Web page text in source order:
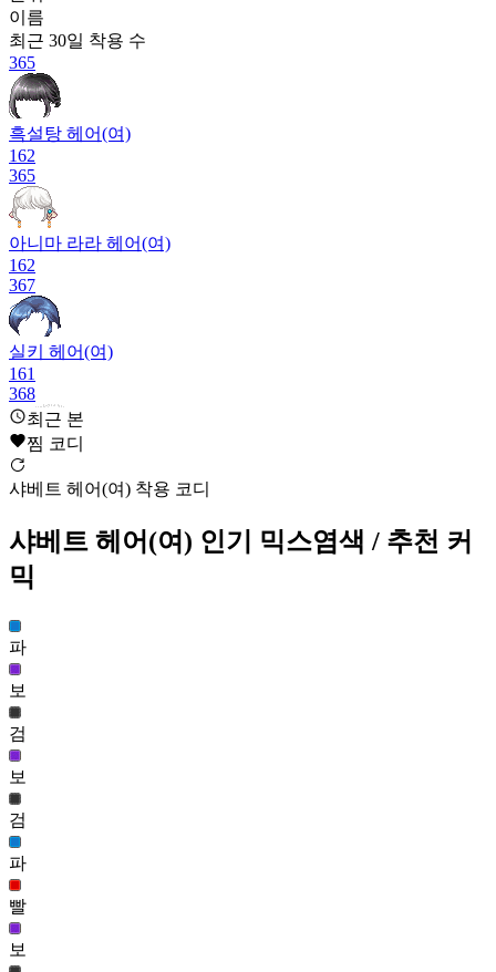
이름
최근 30일 착용 수
365
흑설탕 헤어(여)
162
365
아니마 라라 헤어(여)
162
367
실키 헤어(여)
161
368
보송보송 민들레 꽃씨 헤어(여)
159
미스티로즈 헤어(여)
159
미디 신비 헤어(여)
159
371
샤베트 헤어(여)
156
372
무잔 헤어
154
372
라온 헤어(남)
154
374
최근 본
찜 코디
샤베트 헤어(여) 착용 코디
샤베트 헤어(여) 인기 믹스염색 / 추천 커
믹
파
보
검
보
검
파
빨
보